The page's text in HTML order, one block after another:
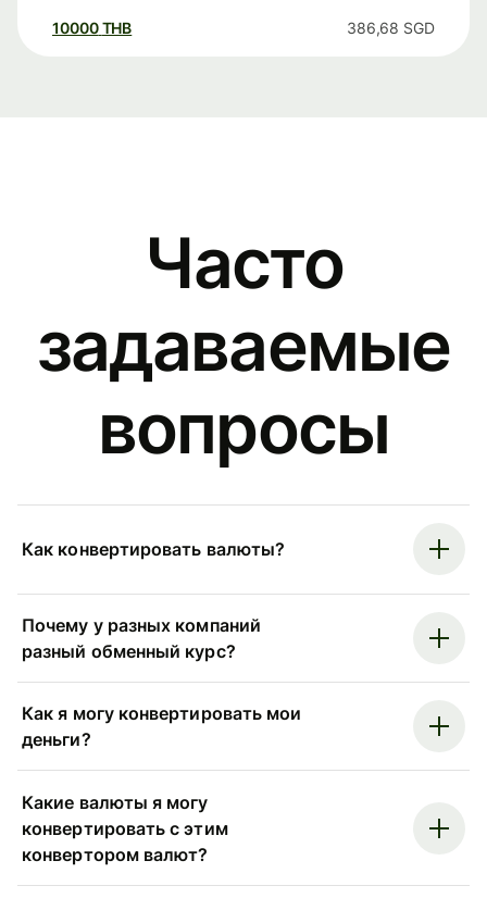
10000 THB 386,68 SGD
Часто
задаваемые
вопросы
Как конвертировать валюты?
Почему у разных компаний
разный обменный курс?
Как я могу конвертировать мои
деньги?
Какие валюты я могу
конвертировать с этим
конвертором валют?